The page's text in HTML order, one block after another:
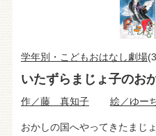
学年別・こどもおはなし劇場
いたずらまじょ子のお
作／藤 真知子 絵／ゆー
おかしの国へやってきたまじ